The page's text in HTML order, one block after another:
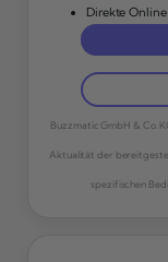
Direkte
Buzzmatic GmbH & Co.
Aktualität der
spezifischen